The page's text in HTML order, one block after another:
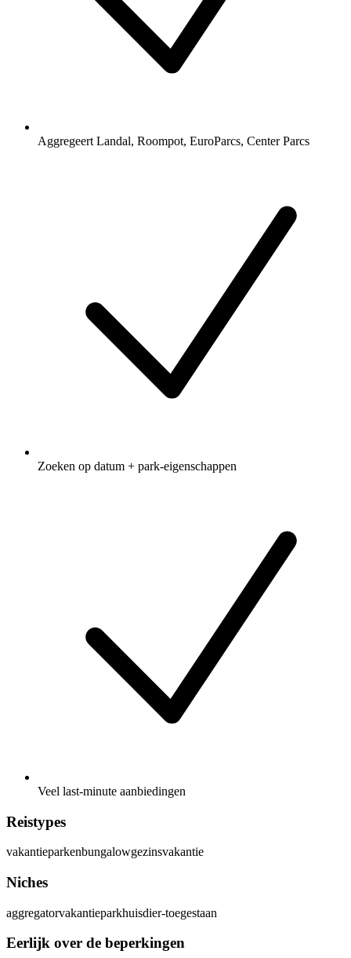
Aggregeert Landal, Roompot, EuroParcs, Center Parcs
Zoeken op datum + park-eigenschappen
Veel last-minute aanbiedingen
Reistypes
vakantieparkenbungalowgezinsvakantie
Niches
aggregatorvakantieparkhuisdier-toegestaan
Eerlijk over de beperkingen